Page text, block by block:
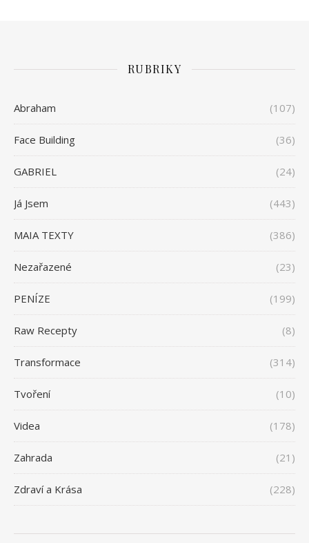
RUBRIKY
Abraham (107)
Face Building (36)
GABRIEL (24)
Já Jsem (443)
MAIA TEXTY (386)
Nezařazené (23)
PENÍZE (199)
Raw Recepty (8)
Transformace (314)
Tvoření (10)
Videa (178)
Zahrada (21)
Zdraví a Krása (228)